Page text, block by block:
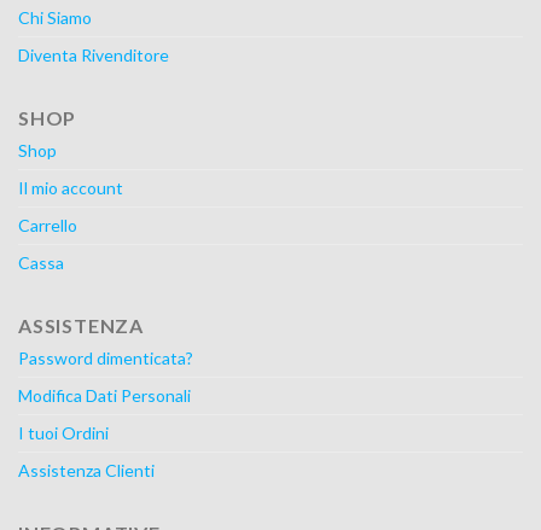
Chi Siamo
Diventa Rivenditore
SHOP
Shop
Il mio account
Carrello
Cassa
ASSISTENZA
Password dimenticata?
Modifica Dati Personali
I tuoi Ordini
Assistenza Clienti